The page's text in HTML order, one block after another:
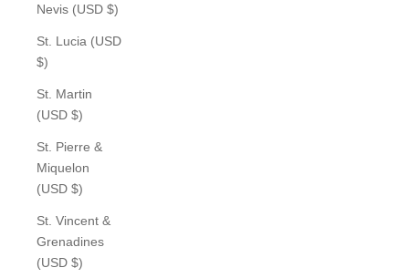
Nevis (USD $)
St. Lucia (USD
$)
St. Martin
(USD $)
St. Pierre &
Miquelon
(USD $)
St. Vincent &
Grenadines
(USD $)